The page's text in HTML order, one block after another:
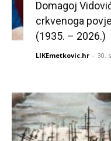
Domagoj
crkvenoga
(1935. – 2026.)
LIKEmetkovic.hr - 30.